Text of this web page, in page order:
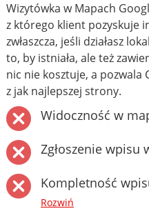
Wizytówka w Mapach
z którego klient pozyskuje
zwłaszcza, jeśli działasz
to, by istniała, ale też
nic nie kosztuje, a pozwala
z jak najlepszej strony.
Widoczność w
Zgłoszenie wpisu
Kompletność
Rozwiń